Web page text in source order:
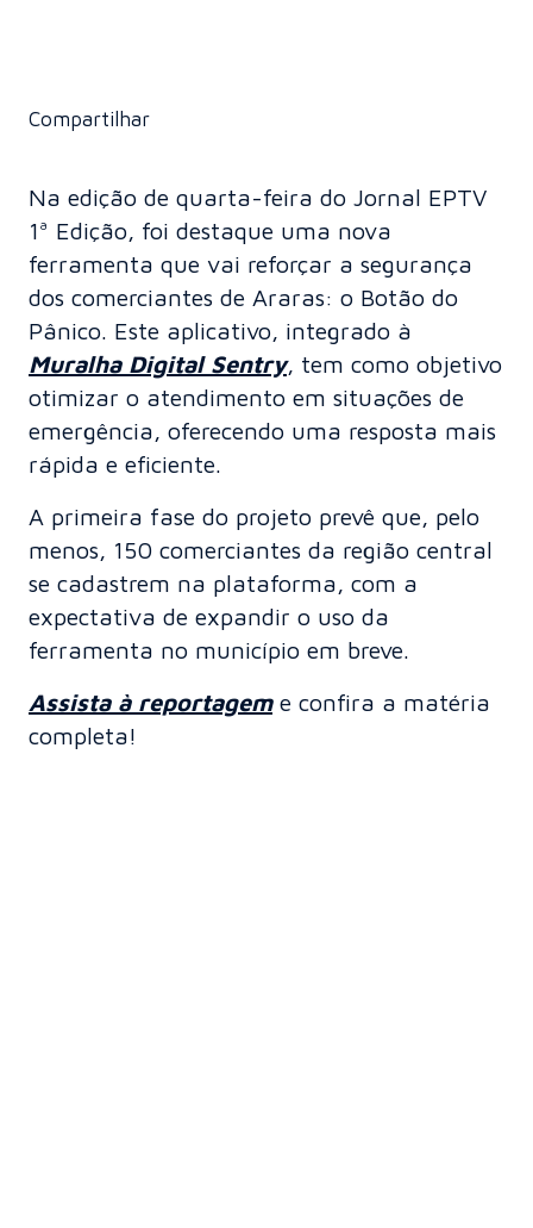
Compartilhar
Na edição de quarta-feira do Jornal EPTV
1ª Edição, foi destaque uma nova
ferramenta que vai reforçar a segurança
dos comerciantes de Araras: o Botão do
Pânico. Este aplicativo, integrado à
Muralha Digital Sentry, tem como objetivo
otimizar o atendimento em situações de
emergência, oferecendo uma resposta mais
rápida e eficiente.
A primeira fase do projeto prevê que, pelo
menos, 150 comerciantes da região central
se cadastrem na plataforma, com a
expectativa de expandir o uso da
ferramenta no município em breve.
Assista à reportageme confira a matéria
completa!